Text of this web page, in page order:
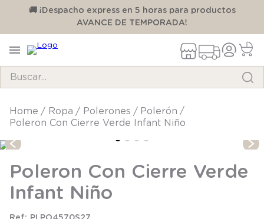
🚚 ¡Despacho express en 5 horas para productos
AVANCE DE TEMPORADA!
ropa polerones
polerón
Poleron Con Cierre Verde Infant Niño
Poleron Con Cierre Verde
Infant Niño
TÉRMINOS MÁS BUSCADOS
3.
zapatillas
4.
body
5
manta